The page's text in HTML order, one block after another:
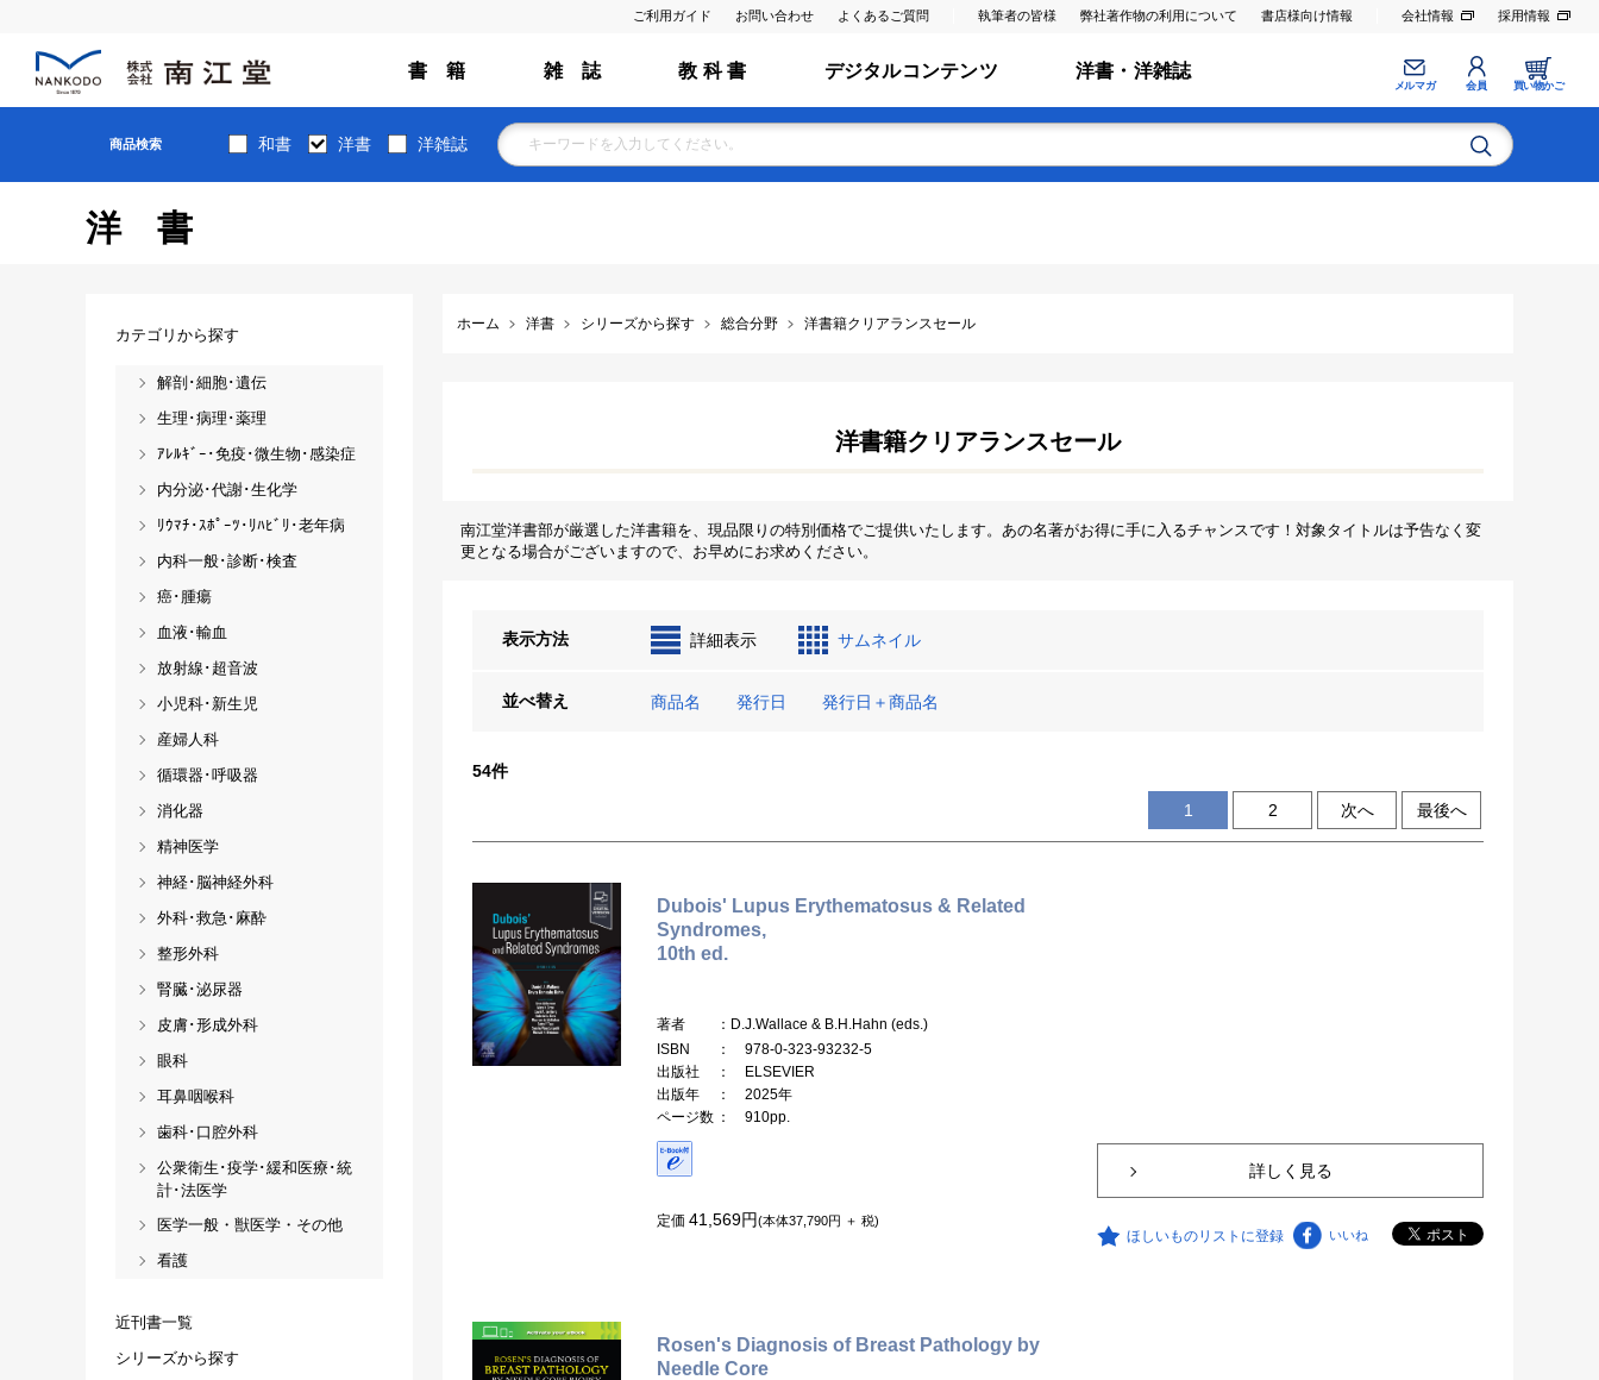
ご利用ガイド お問い合わせ よくあるご質問 執筆者の皆様 弊社著作物の利用について 書店様向け情報 会社情報 採用情報
書 籍 雑 誌 教 科 書 デジタルコンテンツ 洋書・洋雑誌
メルマガ 会員 買い物かご
商品検索 和書 洋書 洋雑誌
洋書
ホーム 洋書 シリーズから探す 総合分野 洋書籍クリアランスセール
洋書籍クリアランスセール
南江堂洋書部が厳選した洋書籍を、現品限りの特別価格でご提供いたします。あの名著がお得に手に入るチャンスです！対象タイトルは予告なく変
更となる場合がございますので、お早めにお求めください。
表示方法 詳細表示 サムネイル
並べ替え 商品名 発行日 発行日＋商品名
54件
1 2 次へ 最後へ
Dubois' Lupus Erythematosus & Related
Syndromes,
10th ed.
著者
：D.J.Wallace & B.H.Hahn (eds.)
ISBN
： 978-0-323-93232-5
出版社
： ELSEVIER
出版年
： 2025年
ページ数 ： 910pp.
定価 41,569円(本体37,790円 ＋ 税)
詳しく見る
ほしいものリストに登録 いいね
Rosen's Diagnosis of Breast Pathology by
Needle Core
カテゴリから探す
解剖･細胞･遺伝
生理･病理･薬理
ｱﾚﾙｷﾞｰ･免疫･微生物･感染症
内分泌･代謝･生化学
ﾘｳﾏﾁ･ｽﾎﾟｰﾂ･ﾘﾊﾋﾞﾘ･老年病
内科一般･診断･検査
癌･腫瘍
血液･輸血
放射線･超音波
小児科･新生児
産婦人科
循環器･呼吸器
消化器
精神医学
神経･脳神経外科
外科･救急･麻酔
整形外科
腎臓･泌尿器
皮膚･形成外科
眼科
耳鼻咽喉科
歯科･口腔外科
公衆衛生･疫学･緩和医療･統
計･法医学
医学一般・獣医学・その他
看護
近刊書一覧
シリーズから探す